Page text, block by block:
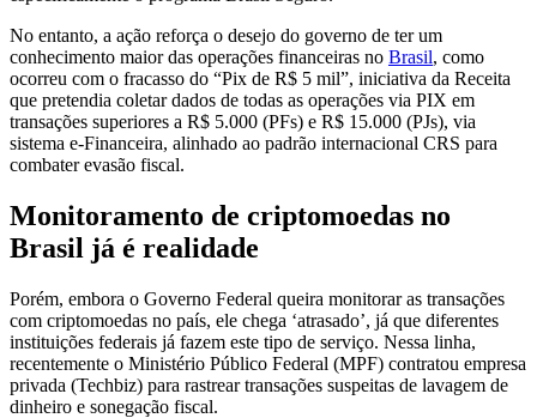
No entanto, a ação reforça o desejo do governo de ter um
conhecimento maior das operações financeiras no Brasil, como
ocorreu com o fracasso do “Pix de R$ 5 mil”, iniciativa da Receita
que pretendia coletar dados de todas as operações via PIX em
transações superiores a R$ 5.000 (PFs) e R$ 15.000 (PJs), via
sistema e‑Financeira, alinhado ao padrão internacional CRS para
combater evasão fiscal.
Monitoramento de criptomoedas no
Brasil já é realidade
Porém, embora o Governo Federal queira monitorar as transações
com criptomoedas no país, ele chega ‘atrasado’, já que diferentes
instituições federais já fazem este tipo de serviço. Nessa linha,
recentemente o Ministério Público Federal (MPF) contratou empresa
privada (Techbiz) para rastrear transações suspeitas de lavagem de
dinheiro e sonegação fiscal.